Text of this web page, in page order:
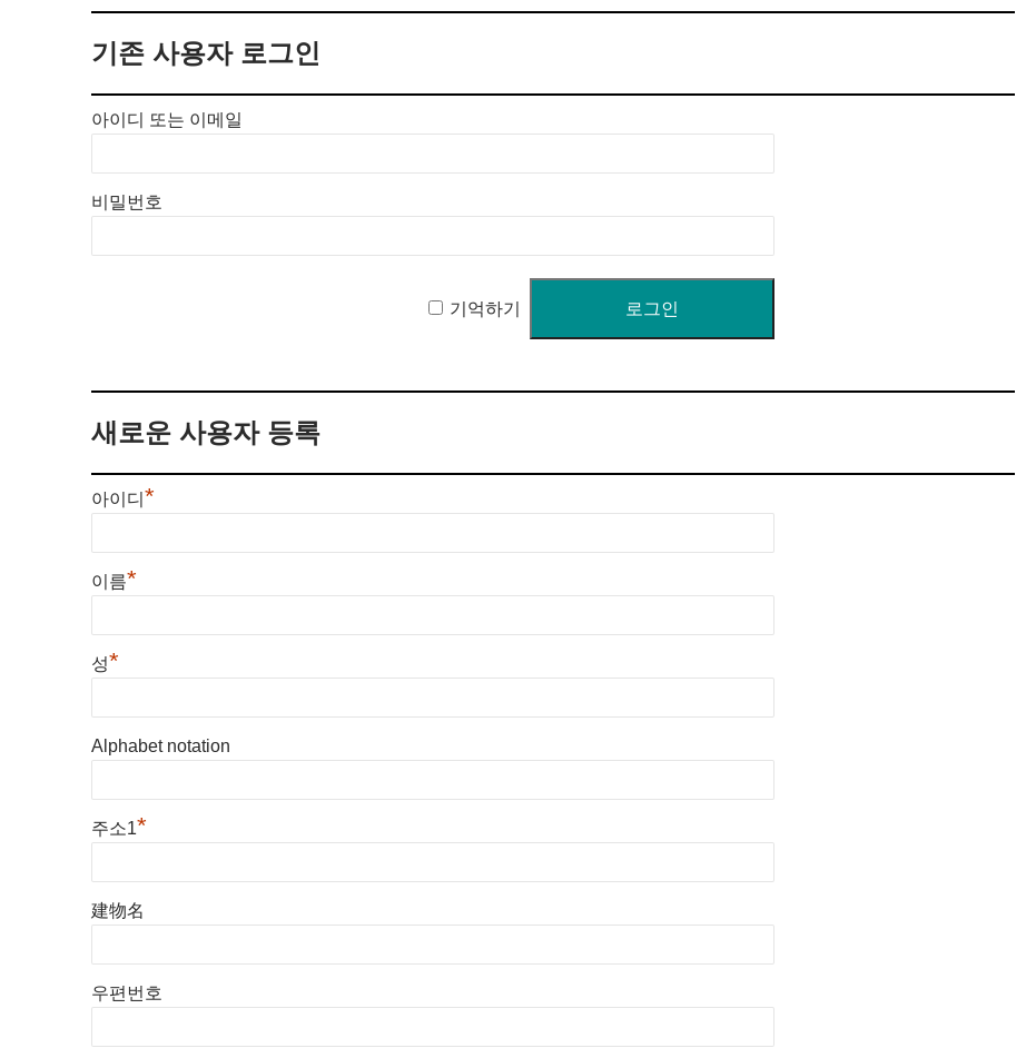
기존 사용자 로그인
아이디 또는 이메일
비밀번호
기억하기
새로운 사용자 등록
아이디 *
이름*
성*
Alphabet notation
주소1*
建物名
우편번호